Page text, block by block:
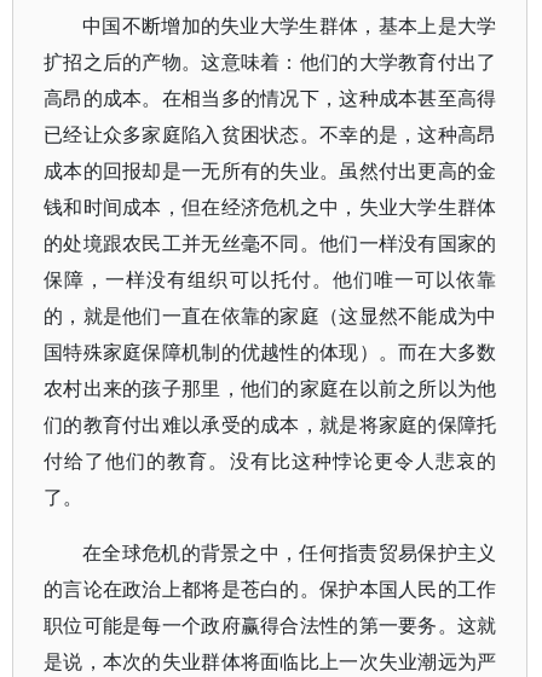
中国不断增加的失业大学生群体，基本上是大学
扩招之后的产物。这意味着：他们的大学教育付出了
高昂的成本。在相当多的情况下，这种成本甚至高得
已经让众多家庭陷入贫困状态。不幸的是，这种高昂
成本的回报却是一无所有的失业。虽然付出更高的金
钱和时间成本，但在经济危机之中，失业大学生群体
的处境跟农民工并无丝毫不同。他们一样没有国家的
保障，一样没有组织可以托付。他们唯一可以依靠
的，就是他们一直在依靠的家庭（这显然不能成为中
国特殊家庭保障机制的优越性的体现）。而在大多数
农村出来的孩子那里，他们的家庭在以前之所以为他
们的教育付出难以承受的成本，就是将家庭的保障托
付给了他们的教育。没有比这种悖论更令人悲哀的
了。
在全球危机的背景之中，任何指责贸易保护主义
的言论在政治上都将是苍白的。保护本国人民的工作
职位可能是每一个政府赢得合法性的第一要务。这就
是说，本次的失业群体将面临比上一次失业潮远为严